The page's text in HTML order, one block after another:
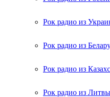
Рок радио из
Рок радио из
Рок радио из
Рок радио из Литвы